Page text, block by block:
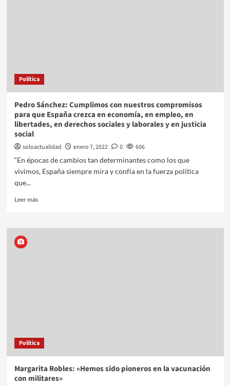
Política
Pedro Sánchez: Cumplimos con nuestros compromisos
para que España crezca en economía, en empleo, en
libertades, en derechos sociales y laborales y en justicia
social
soloactualidad enero 7, 2022 0
606
“En épocas de cambios tan determinantes como los que
vivimos, España siempre mira y confía en la fuerza política
que...
Leer más
Política
Margarita Robles: «Hemos sido pioneros en la vacunación
con militares»